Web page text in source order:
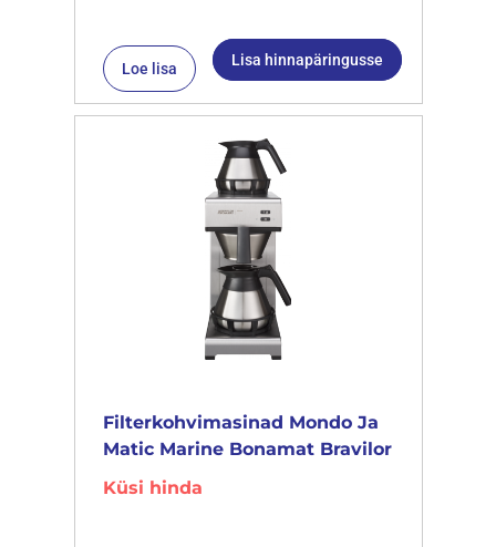
Loe lisa Lisa hinnapäringusse
Filterkohvimasinad Mondo Ja
Matic Marine Bonamat Bravilor
Küsi hinda